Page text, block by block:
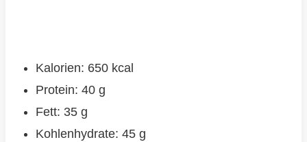
Kalorien: 650 kcal
Protein: 40 g
Fett: 35 g
Kohlenhydrate: 45 g